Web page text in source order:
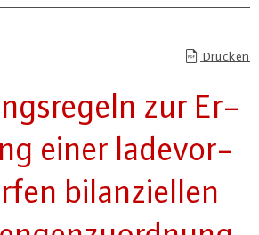
Drucken
zur Er­
einer la­de­vor­
bi­lan­zi­el­len